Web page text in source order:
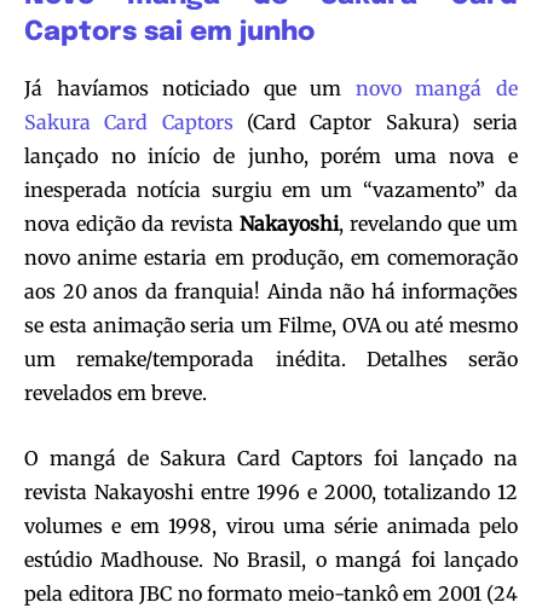
Captors sai em junho
Já havíamos noticiado que um novo mangá de
Sakura Card Captors (Card Captor Sakura) seria
lançado no início de junho, porém uma nova e
inesperada notícia surgiu em um “vazamento” da
nova edição da revista Nakayoshi, revelando que um
novo anime estaria em produção, em comemoração
aos 20 anos da franquia! Ainda não há informações
se esta animação seria um Filme, OVA ou até mesmo
um remake/temporada inédita. Detalhes serão
revelados em breve.
O mangá de Sakura Card Captors foi lançado na
revista Nakayoshi entre 1996 e 2000, totalizando 12
volumes e em 1998, virou uma série animada pelo
estúdio Madhouse. No Brasil, o mangá foi lançado
pela editora JBC no formato meio-tankô em 2001 (24